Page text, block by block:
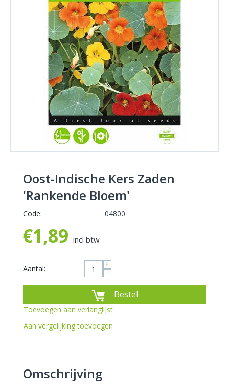
Oost-Indische Kers Zaden
'Rankende Bloem'
Code: 04800
€1,89 incl btw
Aantal: +
−
Bestel
Toevoegen aan verlanglijst
Aan vergelijking toevoegen
Omschrijving